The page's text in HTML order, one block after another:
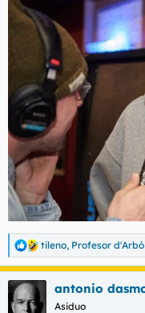
R
e
a
c
c
tileno, Profesor d'Arbó
antonio
Asiduo